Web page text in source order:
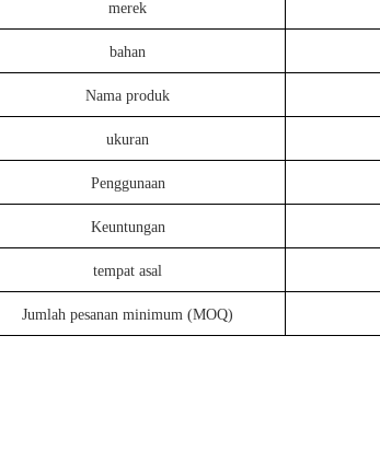
merek
bahan
Nama produk
ukuran
Penggunaan
Keuntungan
tempat asal
Jumlah pesanan minimum (MOQ)